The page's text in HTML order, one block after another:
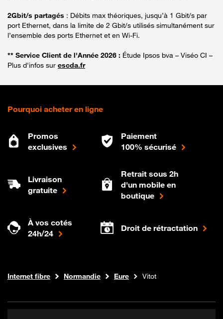
2Gbit/s partagés : Débits max théoriques, jusqu’à 1 Gbit/s par
port Ethernet, dans la limite de 2 Gbit/s utilisés simultanément sur
l’ensemble des ports Ethernet et en Wi-Fi.
** Service Client de l'Année 2026 : Étude Ipsos bva – Viséo CI –
Plus d'infos sur escda.fr
Pourquoi acheter en ligne
Promos
exclusives
Paiement
100% sécurisé
Livraison
gratuite
Retrait sous 2h
d'un mobile en
boutique
À vos cotés
24h/24
Droit de rétractation
Boutique Orange
Internet fibre Normandie Eure Vitot